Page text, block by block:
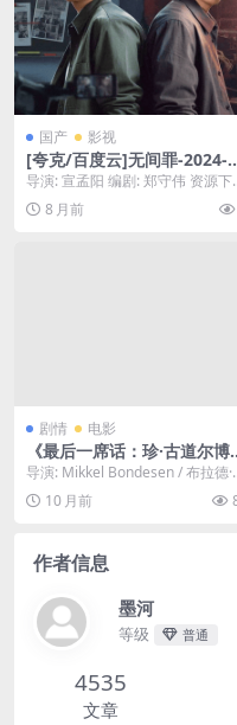
国产 影视
[夸克/百度云]无间罪-2024-
80P极速提取-剧情/犯罪/短
[CN]
导演: 宣孟阳 编剧: 郑守伟 资源下
载：无间罪下载阿里云盘,百度云盘,
免费在线...
8 月前
剧情 电影
《最后一席话：珍·古道尔博
士》 – 2025 – 惊悚 – 夸克网
盘/百度网盘免费下载｜ US
导演: Mikkel Bondesen / 布拉德·
尔查克 / David F...
10 月前
作者信息
墨河
等级 普通
4535
文章